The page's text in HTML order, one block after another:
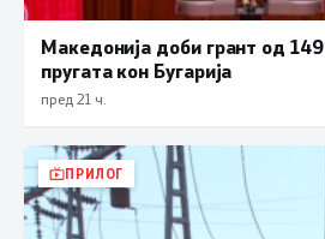
Македонија доби грант од
пругата кон Бугарија
пред 21 ч.
ПРИЛОГ